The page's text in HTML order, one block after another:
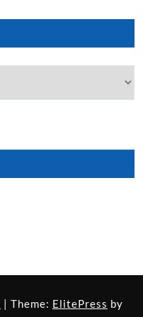
| Theme: ElitePress by